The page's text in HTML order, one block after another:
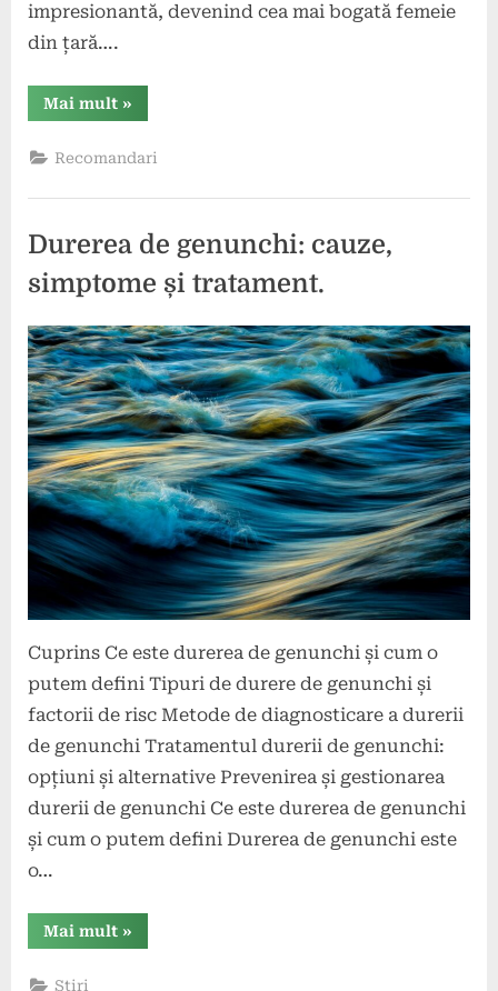
impresionantă, devenind cea mai bogată femeie
din țară….
Mai mult“Cea
mai
femeie
din
Viața
ei.”
»
Recomandari
Durerea de genunchi: cauze,
simptome și tratament.
Posted
on
29
iunie
2024
By
comunicat
Cuprins Ce este durerea de genunchi și cum o
putem defini Tipuri de durere de genunchi și
factorii de risc Metode de diagnosticare a durerii
de genunchi Tratamentul durerii de genunchi:
opțiuni și alternative Prevenirea și gestionarea
durerii de genunchi Ce este durerea de genunchi
și cum o putem defini Durerea de genunchi este
o…
Mai mult“Durerea
de
»
Stiri